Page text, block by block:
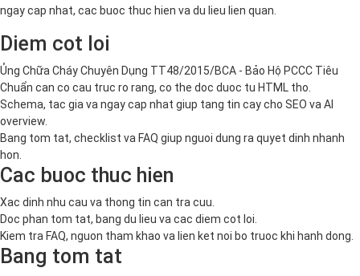
ngay cap nhat, cac buoc thuc hien va du lieu lien quan.
Diem cot loi
Ủng Chữa Cháy Chuyên Dụng TT48/2015/BCA - Bảo Hộ PCCC Tiêu
Chuẩn can co cau truc ro rang, co the doc duoc tu HTML tho.
Schema, tac gia va ngay cap nhat giup tang tin cay cho SEO va AI
overview.
Bang tom tat, checklist va FAQ giup nguoi dung ra quyet dinh nhanh
hon.
Cac buoc thuc hien
Xac dinh nhu cau va thong tin can tra cuu.
Doc phan tom tat, bang du lieu va cac diem cot loi.
Kiem tra FAQ, nguon tham khao va lien ket noi bo truoc khi hanh dong.
Bang tom tat